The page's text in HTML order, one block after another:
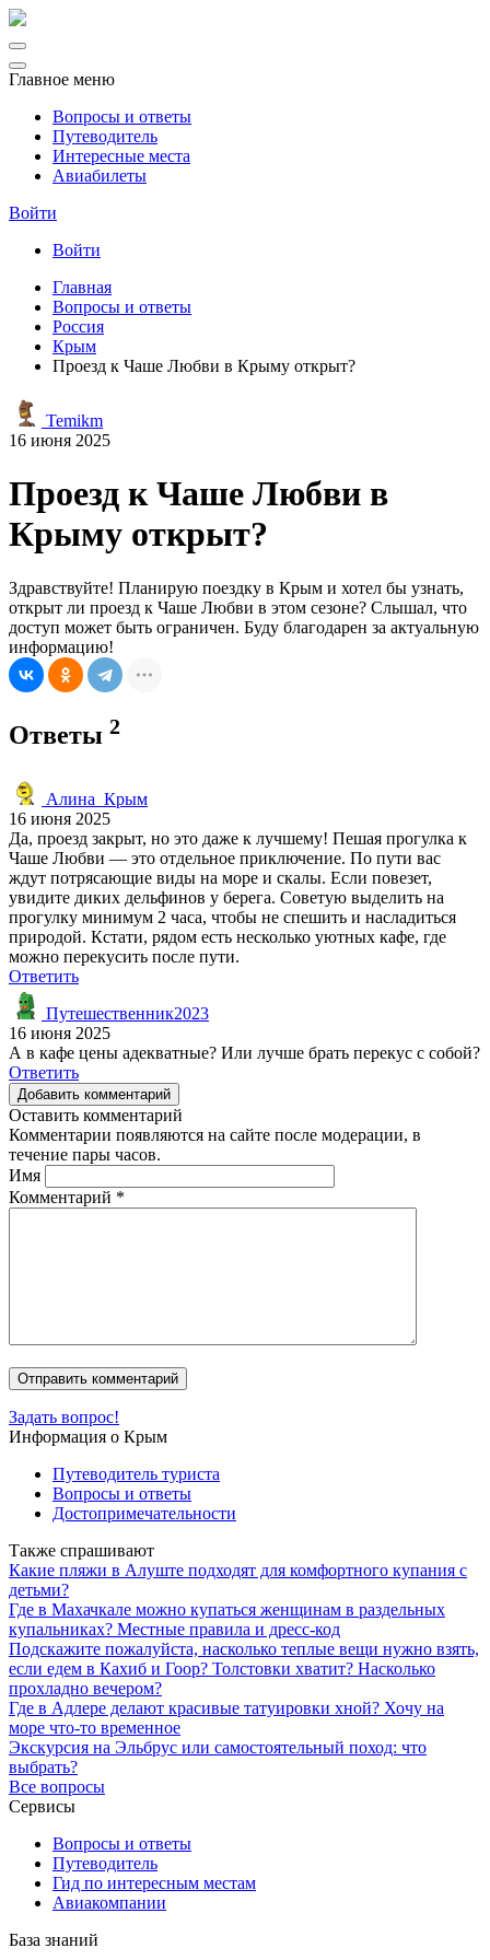
Главное меню
Вопросы и ответы
Путеводитель
Интересные места
Авиабилеты
Войти
Войти
Главная
Вопросы и ответы
Россия
Крым
Проезд к Чаше Любви в Крыму открыт?
Temikm
16 июня 2025
Проезд к Чаше Любви в
Крыму открыт?
Здравствуйте! Планирую поездку в Крым и хотел бы узнать,
открыт ли проезд к Чаше Любви в этом сезоне? Слышал, что
доступ может быть ограничен. Буду благодарен за актуальную
информацию!
Ответы 2
Алина_Крым
16 июня 2025
Да, проезд закрыт, но это даже к лучшему! Пешая прогулка к
Чаше Любви — это отдельное приключение. По пути вас
ждут потрясающие виды на море и скалы. Если повезет,
увидите диких дельфинов у берега. Советую выделить на
прогулку минимум 2 часа, чтобы не спешить и насладиться
природой. Кстати, рядом есть несколько уютных кафе, где
можно перекусить после пути.
Ответить
Путешественник2023
16 июня 2025
А в кафе цены адекватные? Или лучше брать перекус с собой?
Ответить
Добавить комментарий
Оставить комментарий
Комментарии появляются на сайте после модерации, в
течение пары часов.
Имя
Комментарий *
Задать вопрос!
Информация о Крым
Путеводитель туриста
Вопросы и ответы
Достопримечательности
Также спрашивают
Какие пляжи в Алуште подходят для комфортного купания с
детьми?
Где в Махачкале можно купаться женщинам в раздельных
купальниках? Местные правила и дресс-код
Подскажите пожалуйста, насколько теплые вещи нужно взять,
если едем в Кахиб и Гоор? Толстовки хватит? Насколько
прохладно вечером?
Где в Адлере делают красивые татуировки хной? Хочу на
море что-то временное
Экскурсия на Эльбрус или самостоятельный поход: что
выбрать?
Все вопросы
Сервисы
Вопросы и ответы
Путеводитель
Гид по интересным местам
Авиакомпании
База знаний